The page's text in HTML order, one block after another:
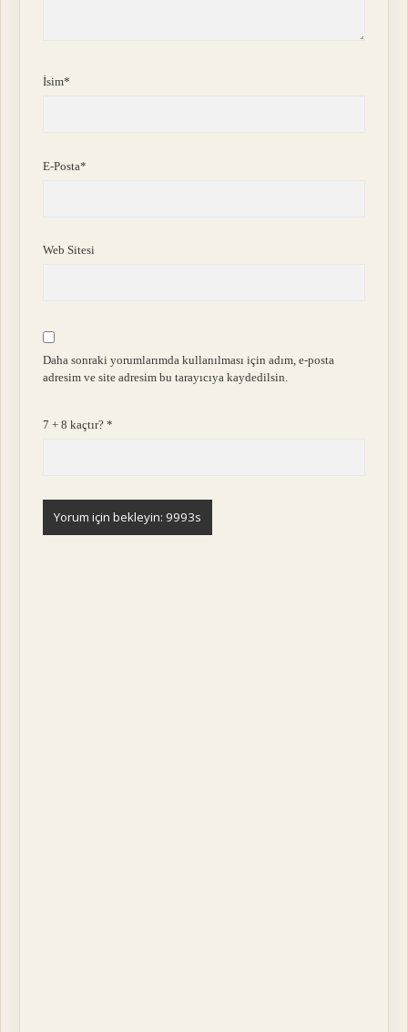
İsim*
E-Posta*
Web Sitesi
Daha sonraki yorumlarımda kullanılması için adım, e-posta
adresim ve site adresim bu tarayıcıya kaydedilsin.
7 + 8 kaçtır?*